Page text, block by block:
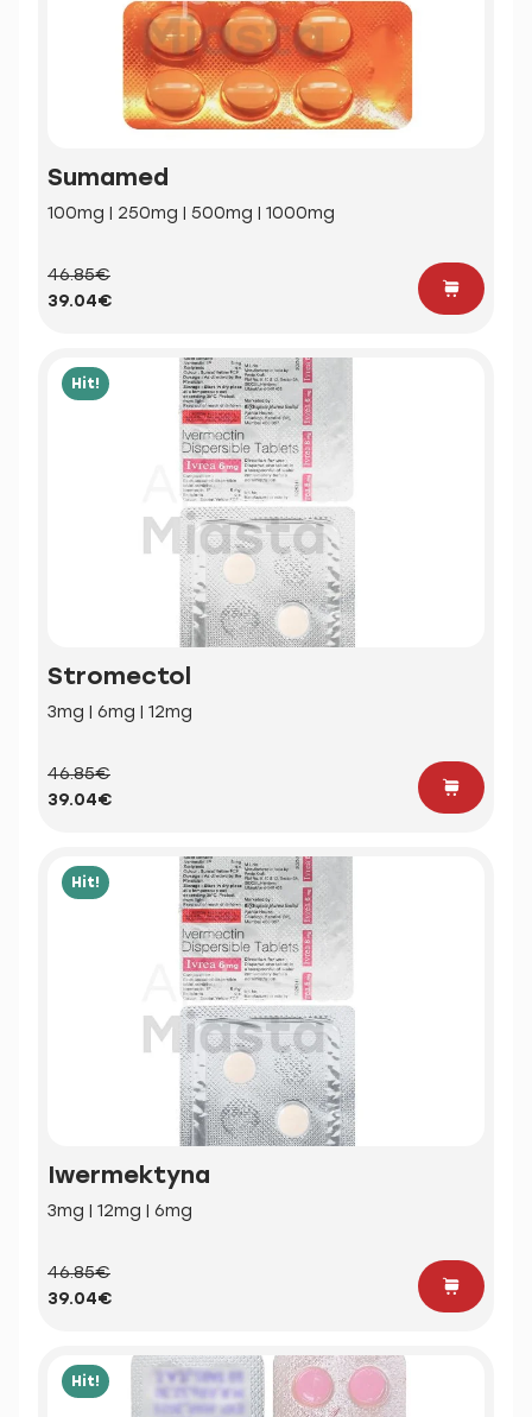
Sumamed
100mg | 250mg | 500mg | 1000mg
46.85€
39.04€
Hit!
Stromectol
3mg | 6mg | 12mg
46.85€
39.04€
Hit!
Iwermektyna
3mg | 12mg | 6mg
46.85€
39.04€
Hit!